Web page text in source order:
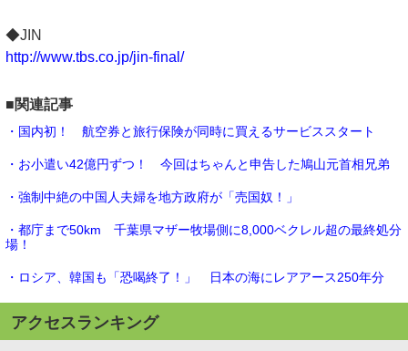
◆JIN
http://www.tbs.co.jp/jin-final/
■関連記事
・国内初！ 航空券と旅行保険が同時に買えるサービススタート
・お小遣い42億円ずつ！ 今回はちゃんと申告した鳩山元首相兄弟
・強制中絶の中国人夫婦を地方政府が「売国奴！」
・都庁まで50km 千葉県マザー牧場側に8,000ベクレル超の最終処分
場！
・ロシア、韓国も「恐喝終了！」 日本の海にレアアース250年分
アクセスランキング